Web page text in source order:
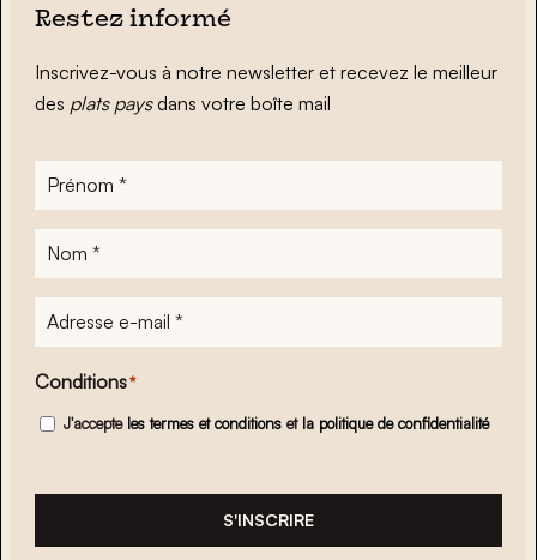
Restez informé
Inscrivez-vous à notre newsletter et recevez le meilleur
des plats paysdans votre boîte mail
Prénom
Nom
Adresse
e-
mail*
Conditions*
J'accepte les termes et conditions et la politique de confidentialité
S'INSCRIRE